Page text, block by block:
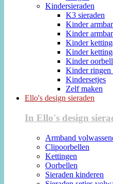
Kindersieraden
K3 sieraden
Kinder
Kinder
Kinder
Kinder
Kinder
Kinder ringen
Kindersetjes
Zelf maken
Ello's design sieraden
In Ello's design
Armband
Clipoorbellen
Kettingen
Oorbellen
Sieraden kinderen